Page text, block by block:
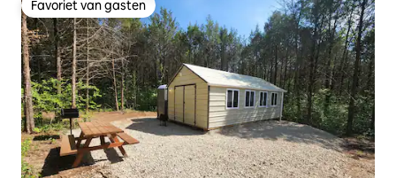
Favoriet van gasten
Favoriet van gasten